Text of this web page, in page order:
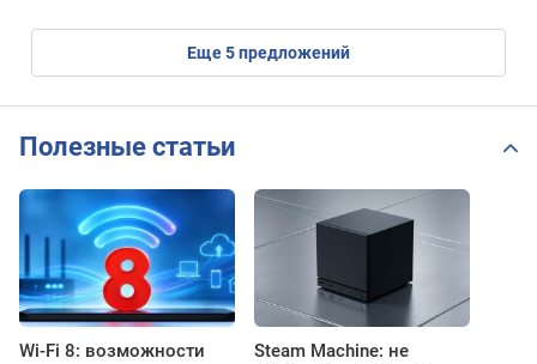
eще5предложений
Полезные статьи
Wi-Fi 8: возможности
Steam Machine: не